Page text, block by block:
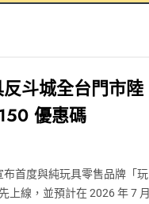
斗城全台門市陸
優惠碼
首度與純玩具零售品牌「玩
上線，並預計在 2026 年 7 月